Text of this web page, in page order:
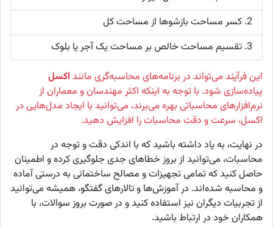
2. کسر مساحت بازشوها از مساحت کل
3. تقسیم مساحت خالص بر مساحت یک آجر یا بلوک
این فرآیند می‌تواند در برنامه‌های محاسبه‌گری مانند اکسل
پیاده‌سازی شود. با توجه به اینکه اکثر مهندسان و معماران از
نرم‌افزارهای محاسباتی بهره می‌برند، می‌توانید با ایجاد مدل‌هایی در
اکسل، سرعت و دقت محاسبات را افزایش دهید.
در نهایت، به یاد داشته باشید که با اندکی دقت و توجه در
محاسبات، می‌توانید از بروز خطاهای جدی جلوگیری کرده و اطمینان
حاصل کنید که تمامی تجهیزات و مصالح ساختمانی به درستی آماده
و محاسبه شده‌اند. در آموزش‌ها و تالارهای گفتگو، همیشه می‌توانید
از تجربیات دیگران نیز استفاده کنید و در صورت بروز سوالات، با
همکاران خود در ارتباط باشید.